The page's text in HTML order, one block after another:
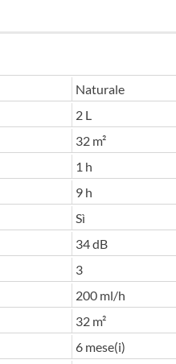
Naturale
2 L
32 m²
1 h
9 h
Sì
34 dB
3
200 ml/h
32 m²
6 mese(i)